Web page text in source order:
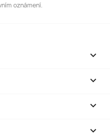
oznámení.



keyboard_arrow_down